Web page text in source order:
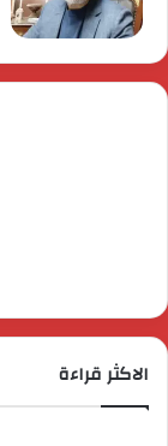
الاكثر قراءة